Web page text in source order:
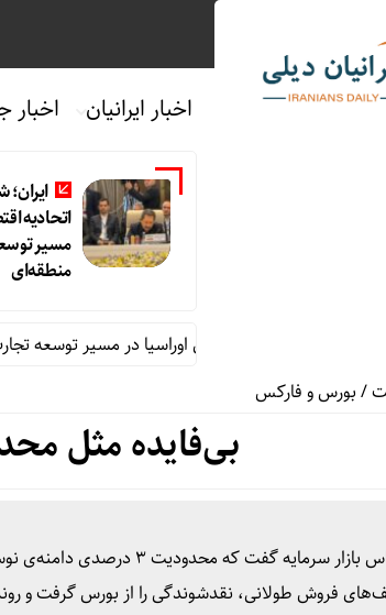
اخبار ایرانیان اخبار
اتحادیه
مسیر
منطقه‌ای
اتحادیه اقتصادی اوراسیا در مسیر توسعه تجارت و
/بورس و فارکس
بی‌فایده مثل
یک کارشناس بازار سرمایه
فروش طولانی، نقدشوندگی را از بورس گرفت و